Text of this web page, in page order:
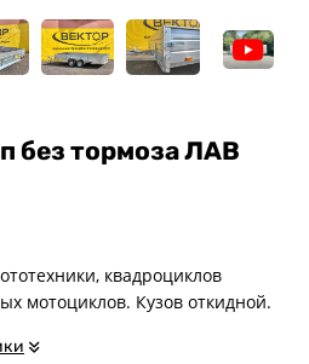
Двухосные
Прицепы для квадроциклов
Прицепы-автовозы
Прицепы для снегоходов
без тормоза ЛАВ
квадроциклов
мотоциклов. Кузов откидной.